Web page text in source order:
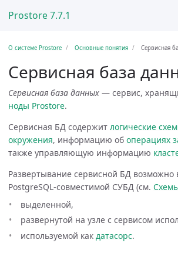
Prostore 7.7.1
О системе Prostore Основные понятия Сервисная
Сервисная база
Сервисная база данных — сервис,
ноды Prostore.
Сервисная БД содержит логические
окружения, информацию об операциях
также управляющую информацию
Развертывание сервисной БД возможно
PostgreSQL-совместимой СУБД (см.
выделенной,
развернутой на узле с сервисом
используемой как датасорс.